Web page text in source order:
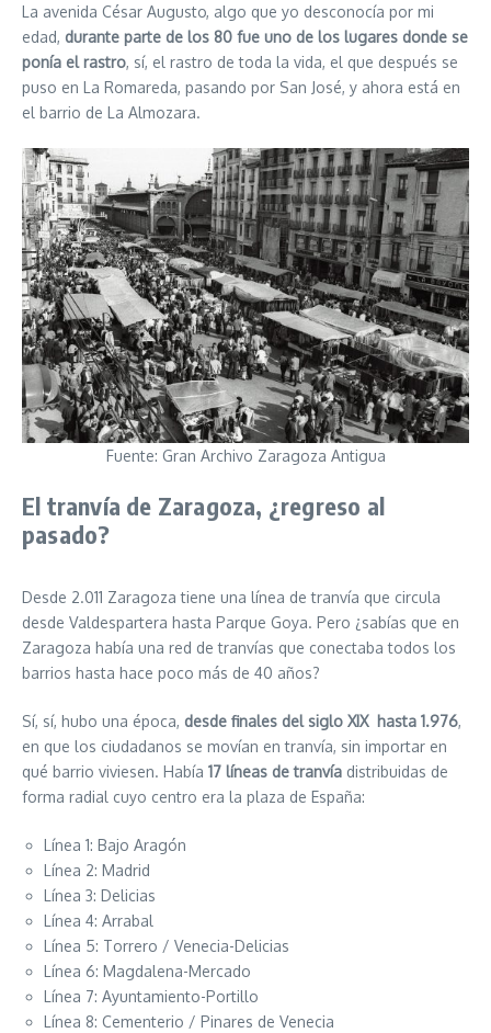
La avenida César Augusto, algo que yo desconocía por mi
edad, durante parte de los 80 fue uno de los lugares donde se
ponía el rastro, sí, el rastro de toda la vida, el que después se
puso en La Romareda, pasando por San José, y ahora está en
el barrio de La Almozara.
Fuente: Gran Archivo Zaragoza Antigua
El tranvía de Zaragoza, ¿regreso al
pasado?
Desde 2.011 Zaragoza tiene una línea de tranvía que circula
desde Valdespartera hasta Parque Goya. Pero ¿sabías que en
Zaragoza había una red de tranvías que conectaba todos los
barrios hasta hace poco más de 40 años?
Sí, sí, hubo una época, desde finales del siglo XIX hasta 1.976,
en que los ciudadanos se movían en tranvía, sin importar en
qué barrio viviesen. Había 17 líneas de tranvía distribuidas de
forma radial cuyo centro era la plaza de España:
Línea 1: Bajo Aragón
Línea 2: Madrid
Línea 3: Delicias
Línea 4: Arrabal
Línea 5: Torrero / Venecia-Delicias
Línea 6: Magdalena-Mercado
Línea 7: Ayuntamiento-Portillo
Línea 8: Cementerio / Pinares de Venecia